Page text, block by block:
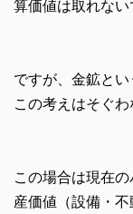
算価値は取れない
ですが、金鉱と
この考えはそぐわ
この場合は現在
産価値（設備・